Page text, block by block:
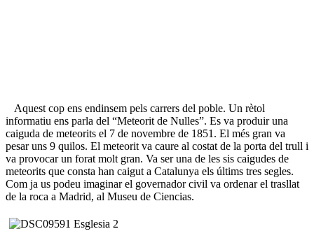
Aquest cop ens endinsem pels carrers del poble. Un rètol
informatiu ens parla del “Meteorit de Nulles”. Es va produir una
caiguda de meteorits el 7 de novembre de 1851. El més gran va
pesar uns 9 quilos. El meteorit va caure al costat de la porta del trull i
va provocar un forat molt gran. Va ser una de les sis caigudes de
meteorits que consta han caigut a Catalunya els últims tres segles.
Com ja us podeu imaginar el governador civil va ordenar el trasllat
de la roca a Madrid, al Museu de Ciencias.